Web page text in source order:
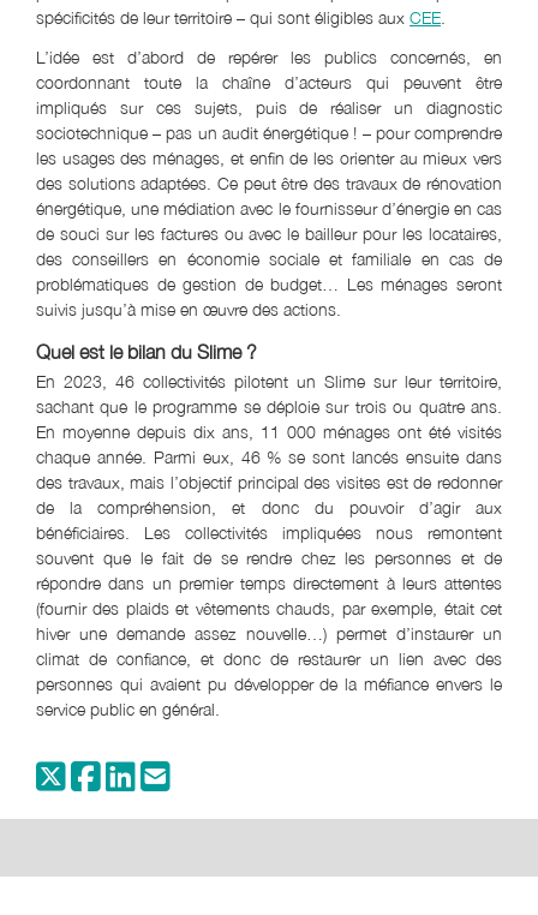
spécificités de leur territoire – qui sont éligibles aux CEE
L’idée est d’abord de repérer les publics concernés, en
coordonnant toute la chaîne d’acteurs qui peuvent être
impliqués sur ces sujets, puis de réaliser un diagnostic
sociotechnique – pas un audit énergétique ! – pour comprendre
les usages des ménages, et enfin de les orienter au mieux vers
des solutions adaptées. Ce peut être des travaux de rénovation
énergétique, une médiation avec le fournisseur d’énergie en cas
de souci sur les factures ou avec le bailleur pour les locataires,
des conseillers en économie sociale et familiale en cas de
problématiques de gestion de budget… Les ménages seront
suivis jusqu’à mise en œuvre des actions.
Quel est le bilan du Slime ?
En 2023, 46 collectivités pilotent un Slime sur leur territoire,
sachant que le programme se déploie sur trois ou quatre ans.
En moyenne depuis dix ans, 11 000 ménages ont été visités
chaque année. Parmi eux, 46 % se sont lancés ensuite dans
des travaux, mais l’objectif principal des visites est de redonner
de la compréhension, et donc du pouvoir d’agir aux
bénéficiaires. Les collectivités impliquées nous remontent
souvent que le fait de se rendre chez les personnes et de
répondre dans un premier temps directement à leurs attentes
(fournir des plaids et vêtements chauds, par exemple, était cet
hiver une demande assez nouvelle…) permet d’instaurer un
climat de confiance, et donc de restaurer un lien avec des
personnes qui avaient pu développer de la méfiance envers le
service public en général.